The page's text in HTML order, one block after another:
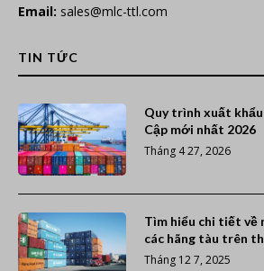
Email: sales@mlc-ttl.com
TIN TỨC
Quy trình xuất khẩu
Cập mới nhất 2026
Tháng 4 27, 2026
Tìm hiểu chi tiết về
các hãng tàu trên
Tháng 12 7, 2025